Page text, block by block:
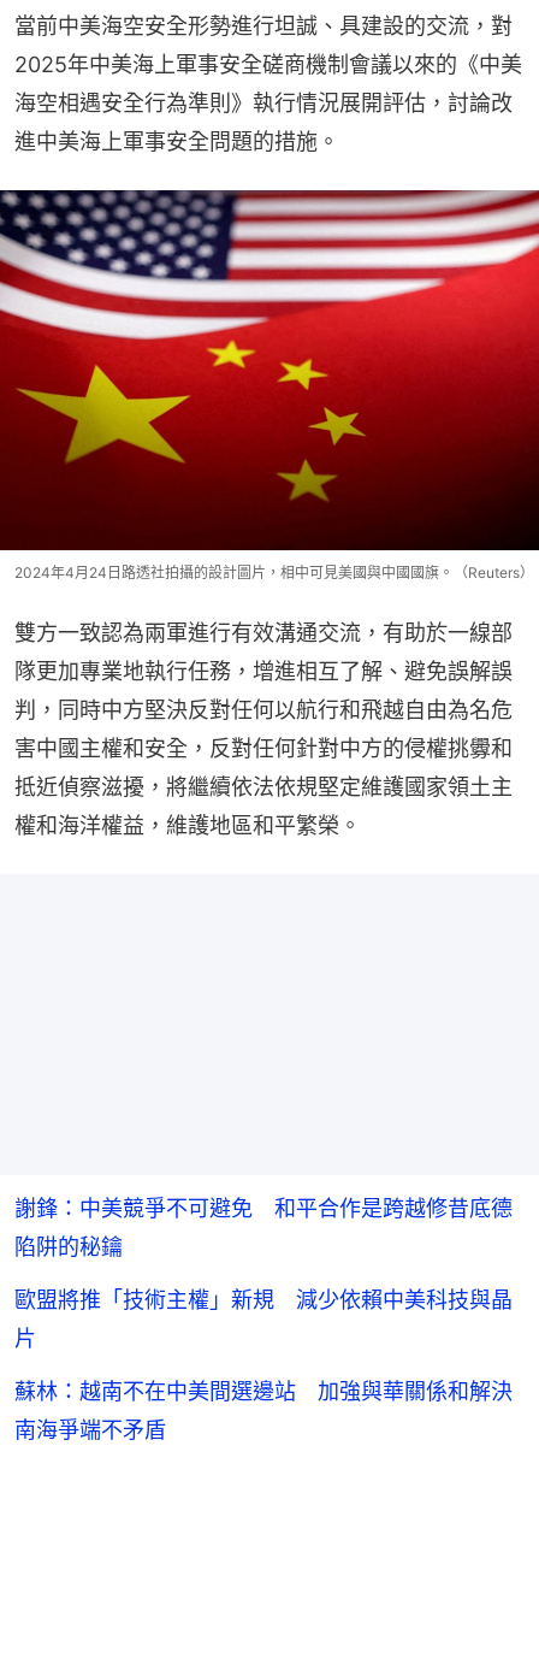
當前中美海空安全形勢進行坦誠、具建設的交流，對
2025年中美海上軍事安全磋商機制會議以來的《中美
海空相遇安全行為準則》執行情況展開評估，討論改
進中美海上軍事安全問題的措施。
2024年4月24日路透社拍攝的設計圖片，相中可見美國與中國國旗。（Reuters）
雙方一致認為兩軍進行有效溝通交流，有助於一線部
隊更加專業地執行任務，增進相互了解、避免誤解誤
判，同時中方堅決反對任何以航行和飛越自由為名危
害中國主權和安全，反對任何針對中方的侵權挑釁和
抵近偵察滋擾，將繼續依法依規堅定維護國家領土主
權和海洋權益，維護地區和平繁榮。
謝鋒：中美競爭不可避免 和平合作是跨越修昔底德
陷阱的秘鑰
歐盟將推「技術主權」新規 減少依賴中美科技與晶
片
蘇林：越南不在中美間選邊站 加強與華關係和解決
南海爭端不矛盾